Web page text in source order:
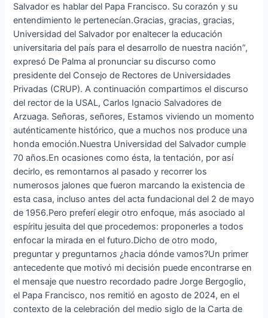
Salvador es hablar del Papa Francisco. Su corazón y su
entendimiento le pertenecían.Gracias, gracias, gracias,
Universidad del Salvador por enaltecer la educación
universitaria del país para el desarrollo de nuestra nación”,
expresó De Palma al pronunciar su discurso como
presidente del Consejo de Rectores de Universidades
Privadas (CRUP). A continuación compartimos el discurso
del rector de la USAL, Carlos Ignacio Salvadores de
Arzuaga. Señoras, señores, Estamos viviendo un momento
auténticamente histórico, que a muchos nos produce una
honda emoción.Nuestra Universidad del Salvador cumple
70 años.En ocasiones como ésta, la tentación, por así
decirlo, es remontarnos al pasado y recorrer los
numerosos jalones que fueron marcando la existencia de
esta casa, incluso antes del acta fundacional del 2 de mayo
de 1956.Pero preferí elegir otro enfoque, más asociado al
espíritu jesuita del que procedemos: proponerles a todos
enfocar la mirada en el futuro.Dicho de otro modo,
preguntar y preguntarnos ¿hacia dónde vamos?Un primer
antecedente que motivó mi decisión puede encontrarse en
el mensaje que nuestro recordado padre Jorge Bergoglio,
el Papa Francisco, nos remitió en agosto de 2024, en el
contexto de la celebración del medio siglo de la Carta de